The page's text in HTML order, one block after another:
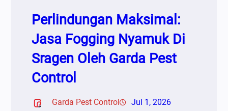
Perlindungan Maksimal:
Jasa Fogging Nyamuk Di
Sragen Oleh Garda Pest
Control
Garda Pest Control Jul 1, 2026